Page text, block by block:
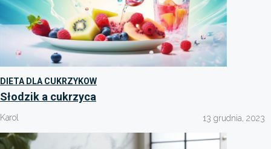
DIETA DLA CUKRZYKOW
Słodzik a cukrzyca
Karol 13 grudnia, 2023